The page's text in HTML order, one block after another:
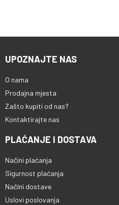
UPOZNAJTE NAS
O nama
Prodajna mjesta
Zašto kupiti od nas?
Kontaktirajte nas
PLAĆANJE I DOSTAVA
Načini plaćanja
Sigurnost plaćanja
Načini dostave
Uslovi poslovanja